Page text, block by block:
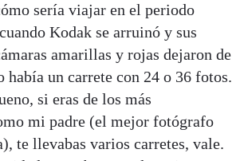
sería viajar en el periodo
Kodak se arruinó y sus
amarillas y rojas dejaron de
había un carrete con 24 o 36 fotos.
si eras de los más
mi padre (el mejor fotógrafo
te llevabas varios carretes, vale.